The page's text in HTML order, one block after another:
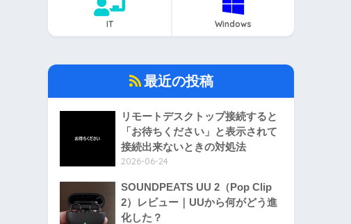
IT Windows
最近の投稿
リモートデスクトップ接続すると
「お待ちください」と表示されて
接続出来ないときの対処法
2026-06-24
SOUNDPEATS UU 2（Pop Clip
2）レビュー｜UUから何がどう進
化した？